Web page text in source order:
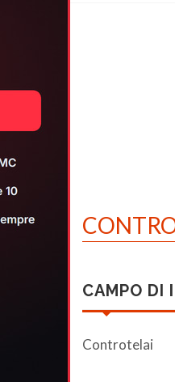
CAMPO DI
Controtelai